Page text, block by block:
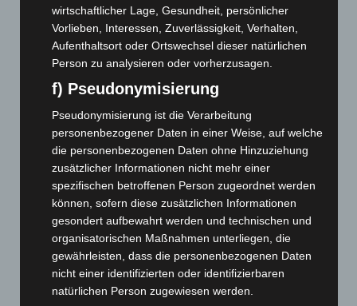
Mai 2022(177)
April 2022(198)
März 2022(221)
Februar 2022(189)
Dezember 2021(204)
November 2021(215)
Oktober 2021 (171)
September 2021(180)
August 2021(154)
Juli 2021 (213)
Juni 2021(198)
Mai 2021(200)
wirtschaftlicher Lage, Gesundheit, persönlicher
Vorlieben, Interessen, Zuverlässigkeit, Verhalten,
Aufenthaltsort oder Ortswechsel dieser natürlichen
Person zu analysieren oder vorherzusagen.
f) Pseudonymisierung
Pseudonymisierung ist die Verarbeitung
personenbezogener Daten in einer Weise, auf welche
die personenbezogenen Daten ohne Hinzuziehung
zusätzlicher Informationen nicht mehr einer
spezifischen betroffenen Person zugeordnet werden
können, sofern diese zusätzlichen Informationen
gesondert aufbewahrt werden und technischen und
organisatorischen Maßnahmen unterliegen, die
gewährleisten, dass die personenbezogenen Daten
nicht einer identifizierten oder identifizierbaren
natürlichen Person zugewiesen werden.